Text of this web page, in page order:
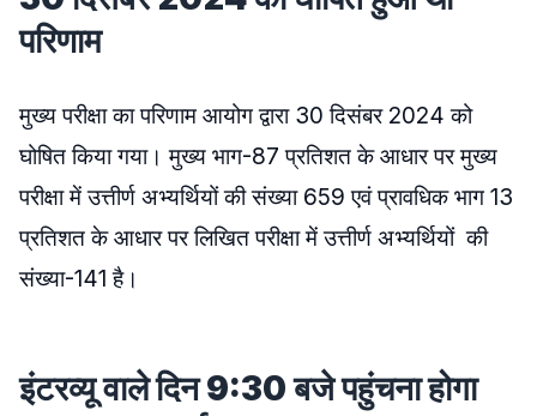
परिणाम
मुख्य परीक्षा का परिणाम आयोग द्वारा 30 दिसंबर 2024 को
घोषित किया गया। मुख्य भाग-87 प्रतिशत के आधार पर मुख्य
परीक्षा में उत्तीर्ण अभ्यर्थियों की संख्या 659 एवं प्रावधिक भाग 13
प्रतिशत के आधार पर लिखित परीक्षा में उत्तीर्ण अभ्यर्थियों की
संख्या-141 है।
इंटरव्यू वाले दिन 9:30 बजे पहुंचना होगा